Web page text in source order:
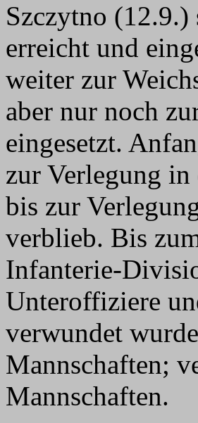
Szczytno (12.9.)
erreicht und
weiter zur
aber nur noch
eingesetzt.
zur Verlegung
bis zur
verblieb. Bis
Infanterie-
Unteroffiziere
verwundet
Mannschaften;
Mannschaften.